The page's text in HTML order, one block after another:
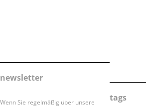
newsletter
Wenn Sie regelmäßig über unsere
tags